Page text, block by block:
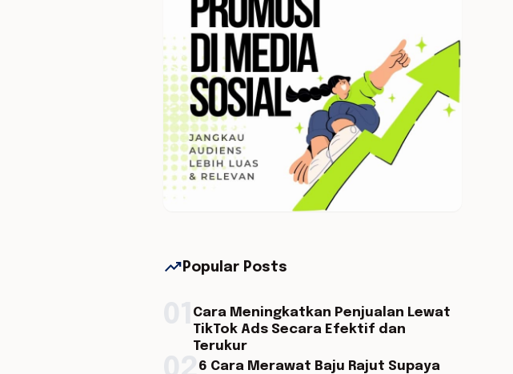
trending_up Popular Posts
Cara Meningkatkan Penjualan Lewat
TikTok Ads Secara Efektif dan
Terukur
6 Cara Merawat Baju Rajut Supaya